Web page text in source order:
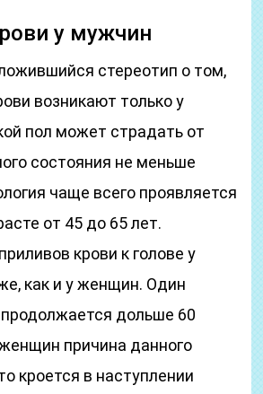
у мужчин
стереотип о том,
возникают только у
пол может страдать от
состояния не меньше
чаще всего проявляется
от 45 до 65 лет.
крови к голове у
как и у женщин. Один
дольше 60
причина данного
кроется в наступлении